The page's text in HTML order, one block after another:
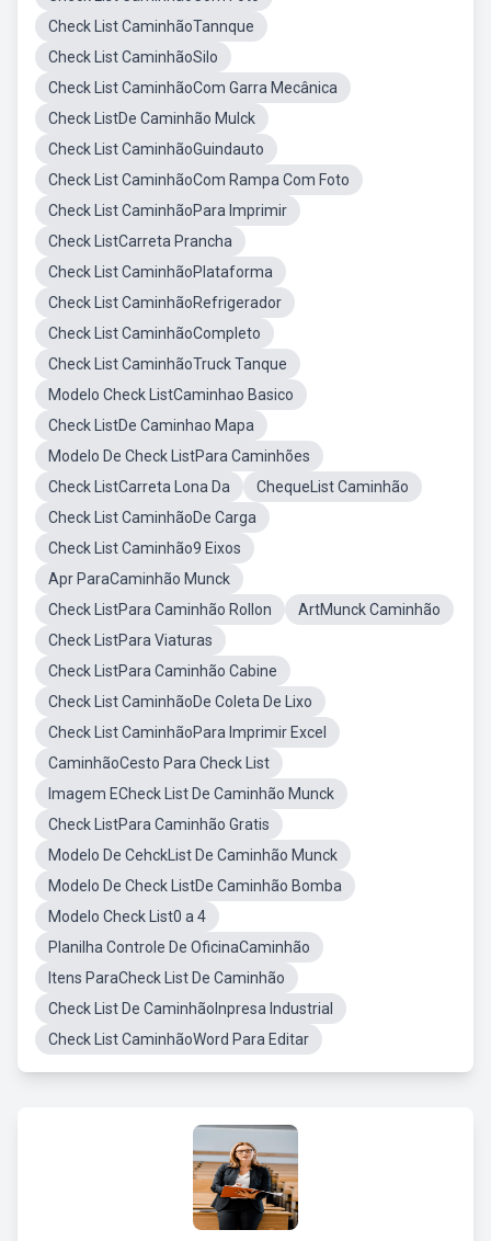
Check List CaminhãoTannque
Check List CaminhãoSilo
Check List CaminhãoCom Garra Mecânica
Check ListDe Caminhão Mulck
Check List CaminhãoGuindauto
Check List CaminhãoCom Rampa Com Foto
Check List CaminhãoPara Imprimir
Check ListCarreta Prancha
Check List CaminhãoPlataforma
Check List CaminhãoRefrigerador
Check List CaminhãoCompleto
Check List CaminhãoTruck Tanque
Modelo Check ListCaminhao Basico
Check ListDe Caminhao Mapa
Modelo De Check ListPara Caminhões
Check ListCarreta Lona Da
ChequeList Caminhão
Check List CaminhãoDe Carga
Check List Caminhão9 Eixos
Apr ParaCaminhão Munck
Check ListPara Caminhão Rollon
ArtMunck Caminhão
Check ListPara Viaturas
Check ListPara Caminhão Cabine
Check List CaminhãoDe Coleta De Lixo
Check List CaminhãoPara Imprimir Excel
CaminhãoCesto Para Check List
Imagem ECheck List De Caminhão Munck
Check ListPara Caminhão Gratis
Modelo De CehckList De Caminhão Munck
Modelo De Check ListDe Caminhão Bomba
Modelo Check List0 a 4
Planilha Controle De OficinaCaminhão
Itens ParaCheck List De Caminhão
Check List De CaminhãoInpresa Industrial
Check List CaminhãoWord Para Editar